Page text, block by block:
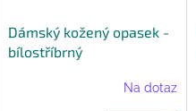
Dámský kožený opasek -
bílostříbrný
Na dotaz